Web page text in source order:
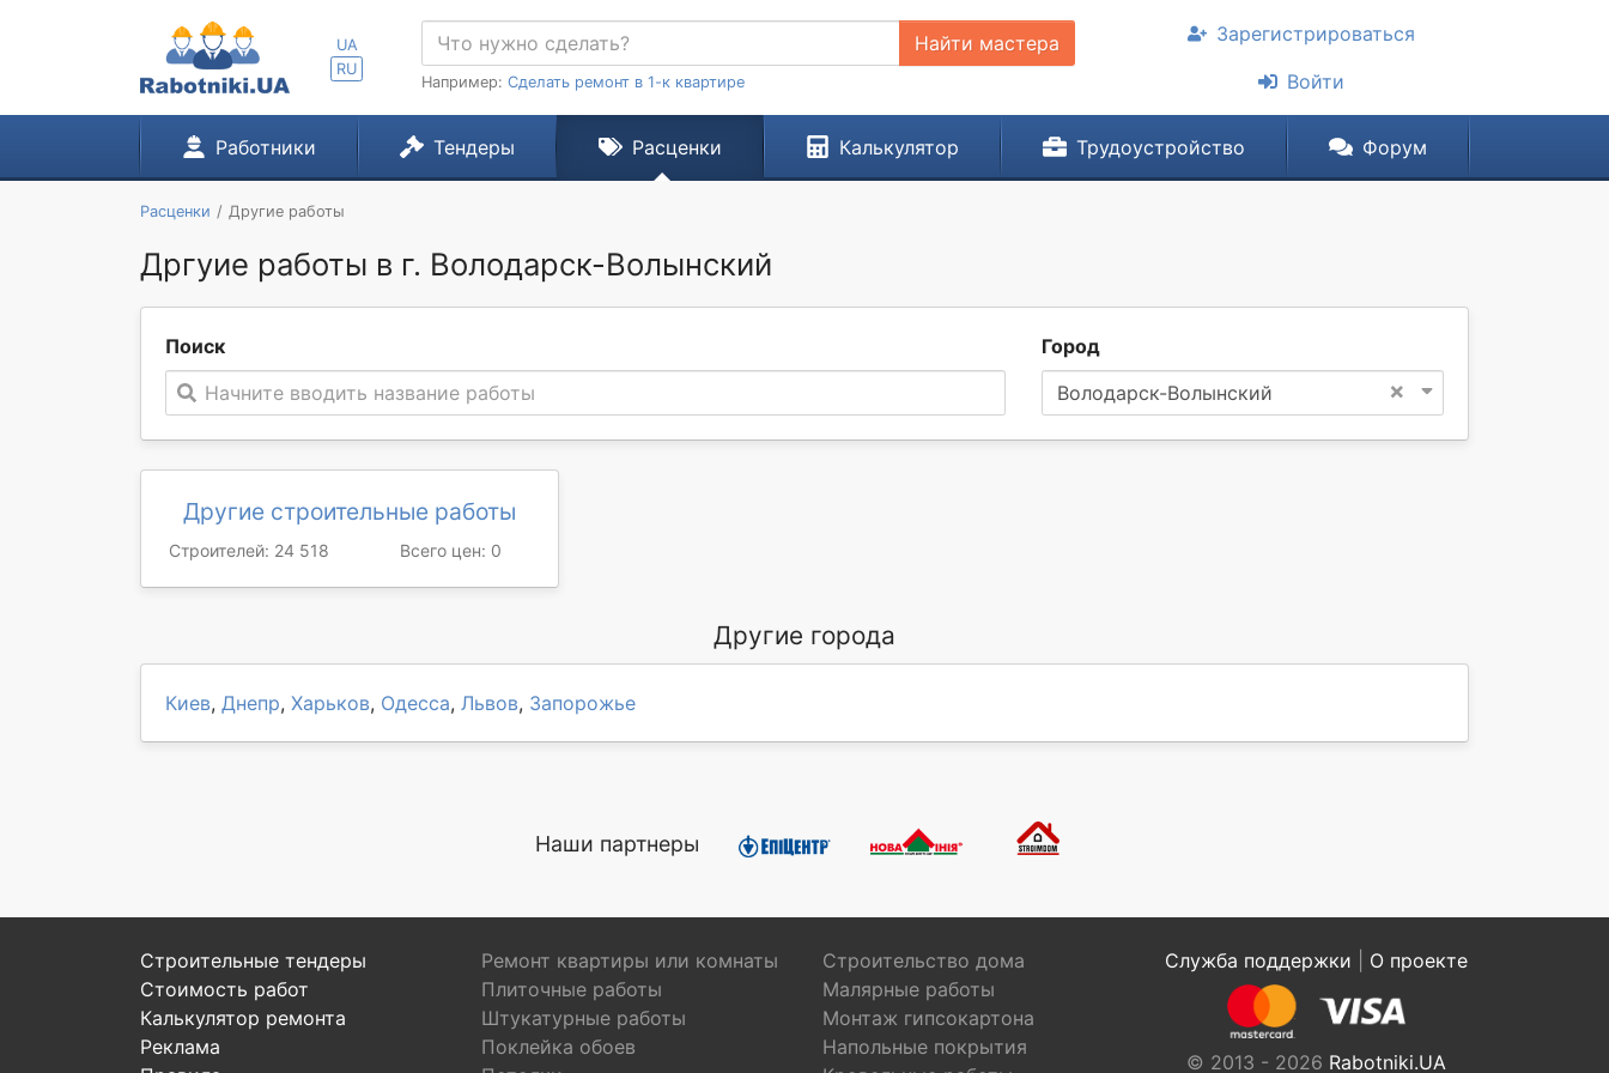
UA
RU
Найти мастера
Например: Сделать ремонт в 1-к квартире
Зарегистрироваться
Войти
Работники Тендеры Расценки Калькулятор Трудоустройство Форум
Расценки Другие работы
Дргуие работы в г. Володарск-Волынский
Поиск
Начните вводить название работы
Город
×
Володарск-Волынский
Другие строительные работы
Строителей: 24 518 Всего цен: 0
Другие города
Киев, Днепр, Харьков, Одесса, Львов, Запорожье
Наши партнеры
Строительные тендеры
Стоимость работ
Калькулятор ремонта
Реклама
Ремонт квартиры или комнаты
Строительство дома
Плиточные работы
Малярные работы
Штукатурные работы
Монтаж гипсокартона
Поклейка обоев
Напольные покрытия
Служба поддержки О проекте
© 2013 - 2026 Rabotniki.UA